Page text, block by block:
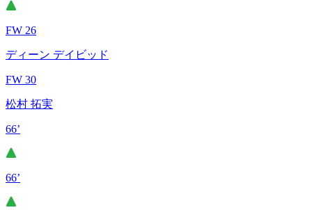
FW 26
ディーン デイビッド
FW 30
松村 拓実
66’
66’